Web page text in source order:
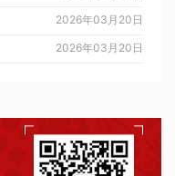
2026年03月20日
2026年03月20日